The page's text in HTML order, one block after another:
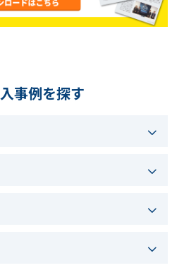
事例を探す